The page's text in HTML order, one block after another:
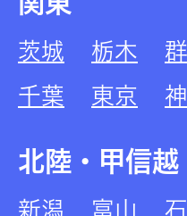
茨城 栃木
千葉
東京
北陸・甲信越
新潟 富山 石